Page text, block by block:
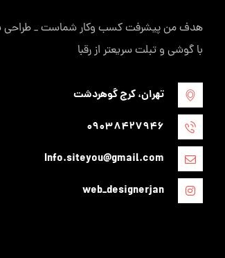
هدف من پیشرفت کسب وکار شماست _ طراحی
با گوشی و تبلت سریعتر از رقبا
تهران، کرج گوهردشت
09038427946
Info.siteyou@gmail.com
web_designerjan